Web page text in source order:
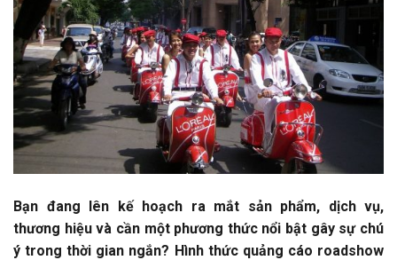
Bạn đang lên kế hoạch ra mắt sản phẩm, dịch vụ,
thương hiệu và cần một phương thức nổi bật gây sự chú
ý trong thời gian ngắn? Hình thức quảng cáo roadshow